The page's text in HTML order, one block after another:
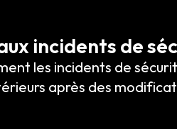
incidents de
les incidents de
après des